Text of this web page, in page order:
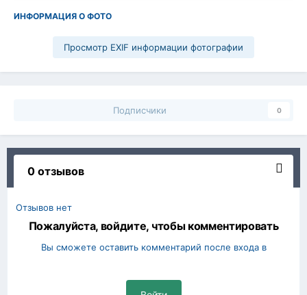
ИНФОРМАЦИЯ О ФОТО
Просмотр EXIF информации фотографии
Подписчики 0
0 отзывов
Отзывов нет
Пожалуйста, войдите, чтобы комментировать
Вы сможете оставить комментарий после входа в